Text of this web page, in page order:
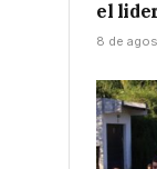
el
8 de